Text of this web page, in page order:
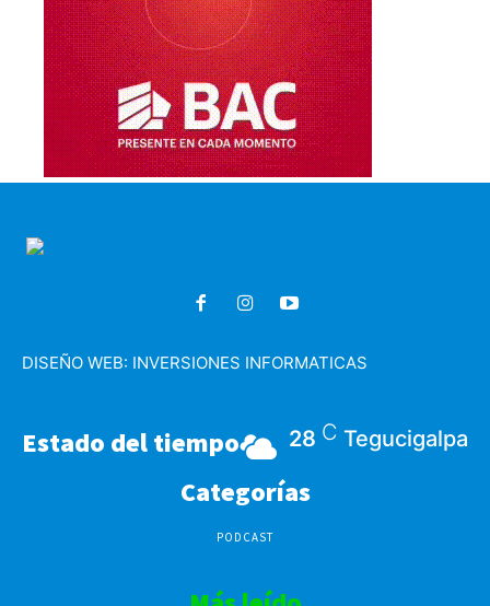
DISEÑO WEB: INVERSIONES INFORMATICAS
Estado del tiempo 28 C Tegucigalpa
Categorías
PODCAST